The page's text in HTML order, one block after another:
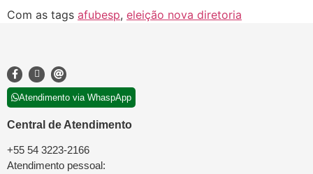
Com as tags afubesp, eleição nova diretoria
Atendimento via WhaspApp
Central de Atendimento
+55 54 3223-2166
Atendimento pessoal: